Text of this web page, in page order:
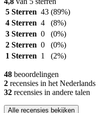
5 Sterren 43 (89%)
4 Sterren 4
(8%)
3 Sterren 0
(0%)
2 Sterren 0
(0%)
1 Sterren 1 (2%)
48 beoordelingen
2 recensies in het Nederlands
32 recensies in andere talen
Alle recensies bekijken